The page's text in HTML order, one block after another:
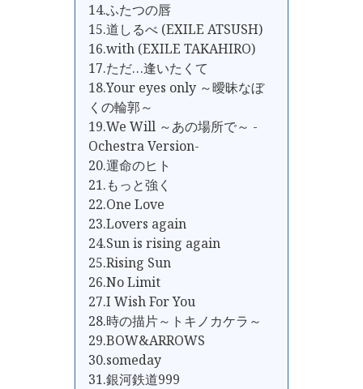
14.ふたつの唇
15.道しるべ (EXILE ATSUSH)
16.with (EXILE TAKAHIRO)
17.ただ…逢いたくて
18.Your eyes only ～曖昧なぼ
くの輪郭～
19.We Will ～あの場所で～ -
Ochestra Version-
20.運命のヒト
21.もっと強く
22.One Love
23.Lovers again
24.Sun is rising again
25.Rising Sun
26.No Limit
27.I Wish For You
28.時の描片～トキノカケラ～
29.BOW&ARROWS
30.someday
31.銀河鉄道999